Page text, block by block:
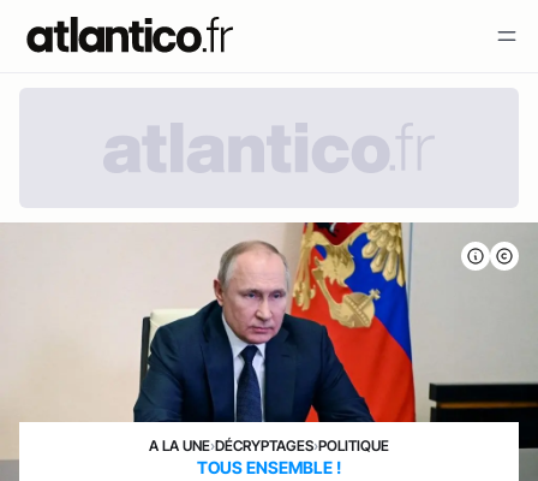
A LA UNE›DÉCRYPTAGES›POLITIQUE
TOUS ENSEMBLE !